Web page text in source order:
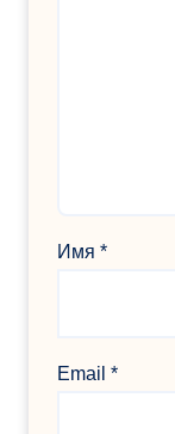
Имя *
Email *